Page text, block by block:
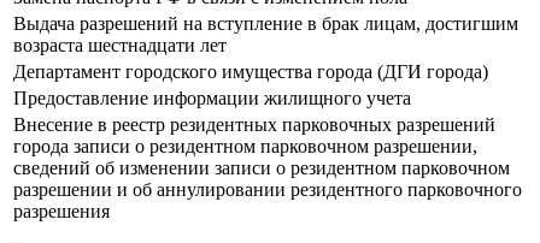
Выдача разрешений на вступление в брак лицам, достигшим
возраста шестнадцати лет
Департамент городского имущества города (ДГИ города)
Предоставление информации жилищного учета
Внесение в реестр резидентных парковочных разрешений
города записи о резидентном парковочном разрешении,
сведений об изменении записи о резидентном парковочном
разрешении и об аннулировании резидентного парковочного
разрешения